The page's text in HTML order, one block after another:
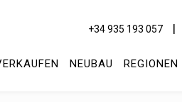
+34 935 193 057
NEUBAU REGIONEN